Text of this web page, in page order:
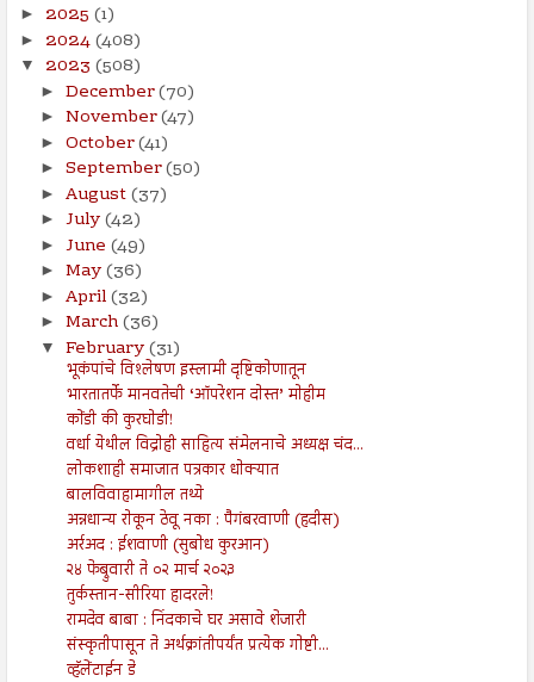
► 2025 (1)
► 2024(408)
▼ 2023 (508)
► December(70)
► November(47)
► October(41)
► September(50)
► August(37)
► July(42)
► June (49)
► May(36)
► April(32)
► March(36)
▼ February(31)
भूकंपांचे विश्लेषण इस्लामी दृष्टिकोणातून
भारतातर्फे मानवतेची ‘ऑपरेशन दोस्त’ मोहीम
कोंडी की कुरघोडी!
वर्धा येथील विद्रोही साहित्य संमेलनाचे अध्यक्ष चंद...
लोकशाही समाजात पत्रकार धोक्यात
बालविवाहामागील तथ्ये
अन्नधान्य रोकून ठेवू नका : पैगंबरवाणी (हदीस)
अर्रअद : ईशवाणी (सुबोध कुरआन)
२४ फेब्रुवारी ते ०२ मार्च २०२३
तुर्कस्तान-सीरिया हादरले!
रामदेव बाबा : निंदकाचे घर असावे शेजारी
संस्कृतीपासून ते अर्थक्रांतीपर्यंत प्रत्येक गोष्टी...
व्हॅलेंटाईन डे